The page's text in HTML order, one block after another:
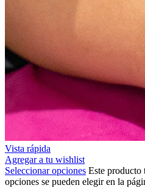
Vista rápida
Agregar a tu wishlist
Seleccionar opciones Este producto
opciones se pueden elegir en la